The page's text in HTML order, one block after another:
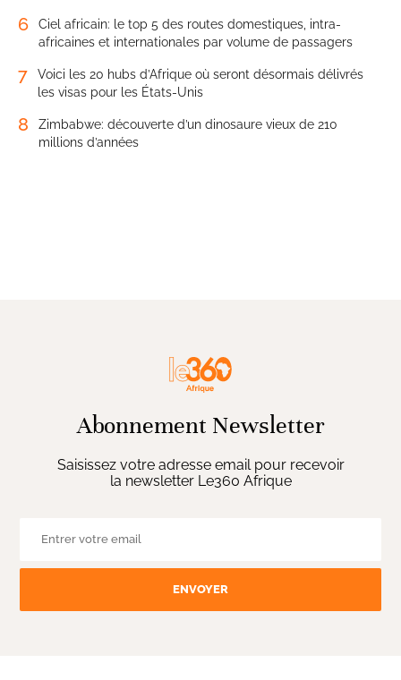
6
Ciel africain: le top 5 des routes domestiques, intra-
africaines et internationales par volume de passagers
7
Voici les 20 hubs d’Afrique où seront désormais délivrés
les visas pour les États-Unis
8
Zimbabwe: découverte d’un dinosaure vieux de 210
millions d’années
Abonnement Newsletter
Saisissez votre adresse email pour recevoir
la newsletter Le360 Afrique
ENVOYER